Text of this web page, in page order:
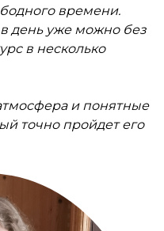
времени.
день уже можно без
в несколько
и понятные
точно пройдет его